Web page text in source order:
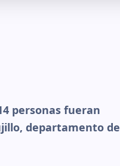
personas fueran
departamento de